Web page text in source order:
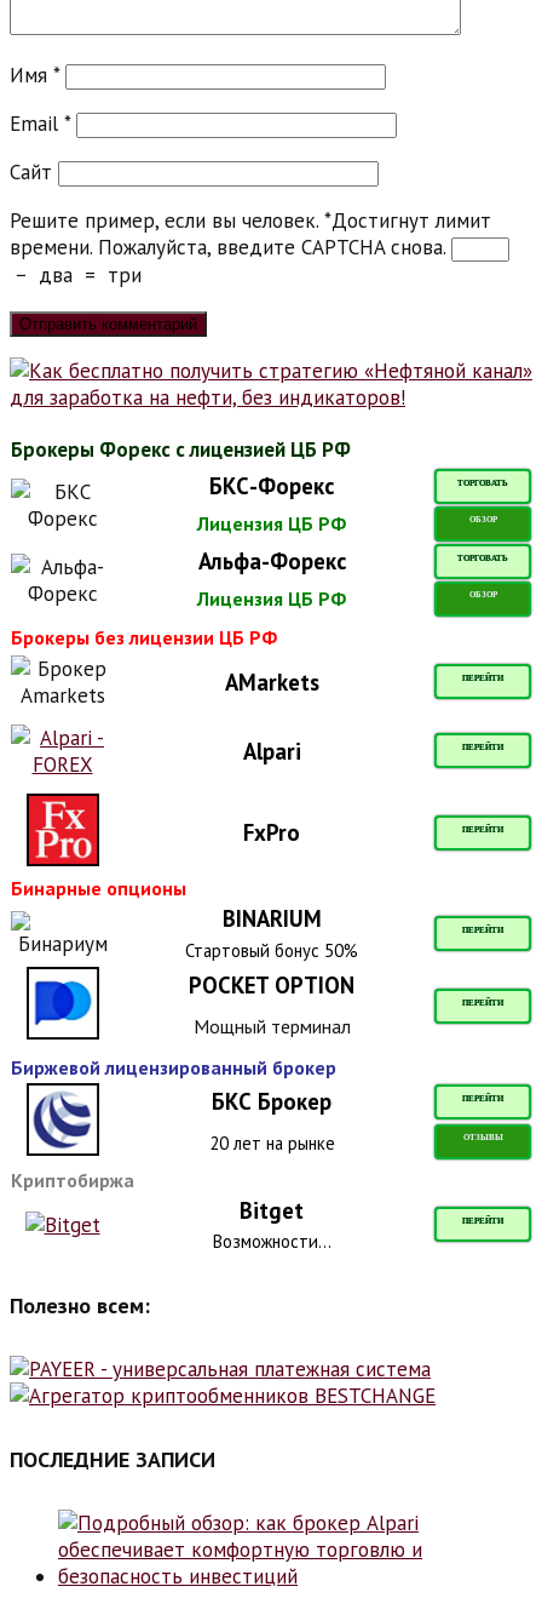
Имя *
Email *
Сайт
Решите пример, если вы человек. *Достигнут лимит
времени. Пожалуйста, введите CAPTCHA снова.
− два = три
Брокеры Форекс с лицензией ЦБ РФ
БКС-Форекс ТОРГОВАТЬ
Лицензия ЦБ РФ ОБЗОР
Альфа-Форекс ТОРГОВАТЬ
Лицензия ЦБ РФ ОБЗОР
Брокеры без лицензии ЦБ РФ
AMarkets ПЕРЕЙТИ
Alpari ПЕРЕЙТИ
FxPro ПЕРЕЙТИ
Бинарные опционы
BINARIUM ПЕРЕЙТИ
Стартовый бонус 50%
POCKET OPTION
ПЕРЕЙТИ
Мощный терминал
Биржевой лицензированный брокер
БКС Брокер ПЕРЕЙТИ
20 лет на рынке ОТЗЫВЫ
Криптобиржа
Bitget ПЕРЕЙТИ
Возможности...
Полезно всем:
ПОСЛЕДНИЕ ЗАПИСИ